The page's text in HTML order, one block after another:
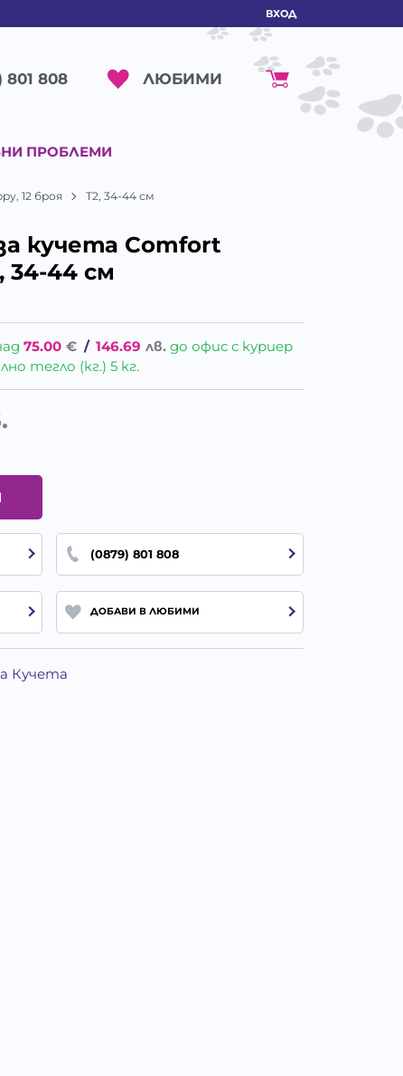
ВХОД
801 808 ЛЮБИМИ
ПРОБЛЕМИ
12 броя T2, 34-44 см
кучета Comfort
34-44 см
75.00 € / 146.69 лв. до офис с куриер
тегло (кг.) 5 кг.
(0879) 801 808
ДОБАВИ В ЛЮБИМИ
Кучета